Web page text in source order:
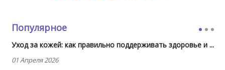
Популярное
Уход за кожей: как правильно поддерживать здоровье и ...
01 Апреля 2026